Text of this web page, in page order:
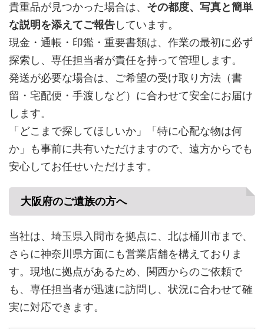
貴重品が見つかった場合は、 その都度、写真と簡単
な説明を添えてご報告しています。
現金・通帳・印鑑・重要書類は、作業の最初に必ず
探索し、専任担当者が責任を持って管理します。
発送が必要な場合は、ご希望の受け取り方法（書
留・宅配便・手渡しなど）に合わせて安全にお届け
します。
「どこまで探してほしいか」「特に心配な物は何
か」も事前に共有いただけますので、遠方からでも
安心してお任せいただけます。
大阪府のご遺族の方へ
当社は、埼玉県入間市を拠点に、北は桶川市まで、
さらに神奈川県方面にも営業店舗を構えておりま
す。現地に拠点があるため、関西からのご依頼で
も、専任担当者が迅速に訪問し、状況に合わせて確
実に対応できます。